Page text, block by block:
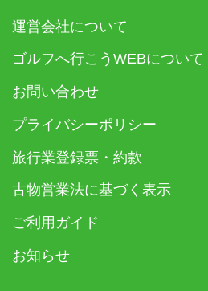
運営会社について
ゴルフへ行こうWEBについて
お問い合わせ
プライバシーポリシー
旅行業登録票・約款
古物営業法に基づく表示
ご利用ガイド
お知らせ